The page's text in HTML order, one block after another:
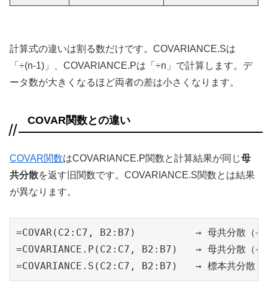
計算式の違いは割る数だけです。COVARIANCE.Sは
「÷(n-1)」、COVARIANCE.Pは「÷n」で計算します。デ
ータ数が大きくなるほど両者の差は小さくなります。
COVAR関数との違い
COVAR関数はCOVARIANCE.P関数と計算結果が同じ母
共分散を返す旧関数です。COVARIANCE.S関数とは結果
が異なります。
=COVAR(C2:C7, B2:B7)          → 母共分散（÷n
=COVARIANCE.P(C2:C7, B2:B7)   → 母共分散（÷n
=COVARIANCE.S(C2:C7, B2:B7)   → 標本共分散